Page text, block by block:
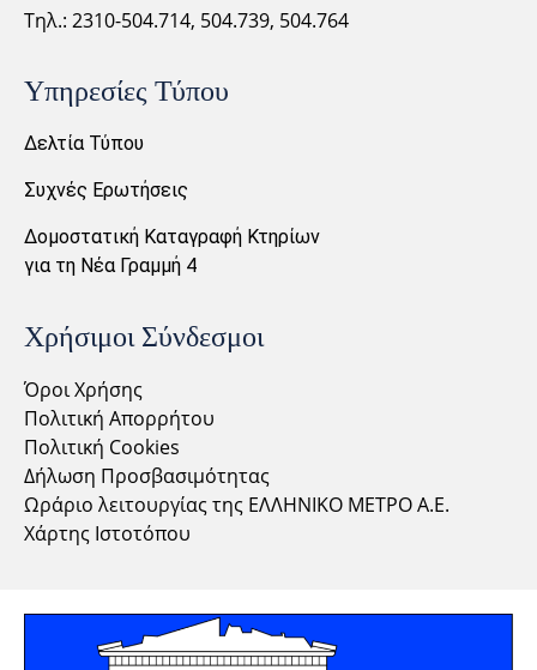
Τηλ.: 2310-504.714, 504.739, 504.764
Υπηρεσίες Τύπου
Δελτία Τύπου
Συχνές Ερωτήσεις
Δομοστατική Καταγραφή Κτηρίων
για τη Νέα Γραμμή 4
Χρήσιμοι Σύνδεσμοι
Όροι Χρήσης
Πολιτική Απορρήτου
Πολιτική Cookies
Δήλωση Προσβασιμότητας
Ωράριο λειτουργίας της ΕΛΛΗΝΙΚΟ ΜΕΤΡΟ Α.Ε.
Χάρτης Ιστοτόπου